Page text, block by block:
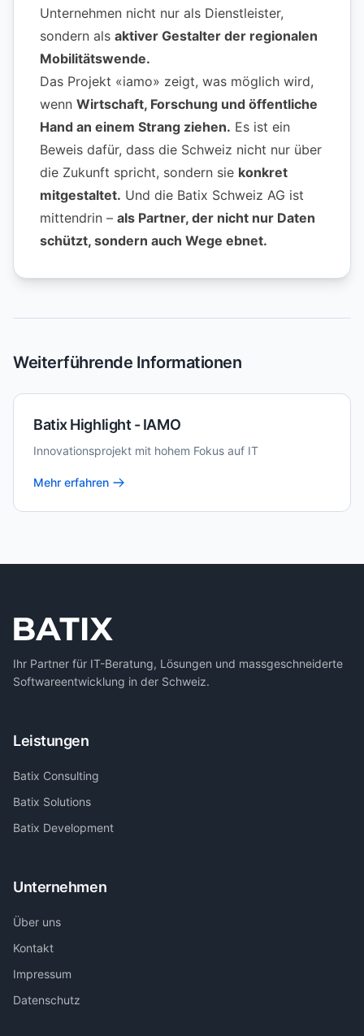
Unternehmen nicht nur als Dienstleister,
sondern als aktiver Gestalter der regionalen
Mobilitätswende.
Das Projekt «iamo» zeigt, was möglich wird,
wenn Wirtschaft, Forschung und öffentliche
Hand an einem Strang ziehen. Es ist ein
Beweis dafür, dass die Schweiz nicht nur über
die Zukunft spricht, sondern sie konkret
mitgestaltet. Und die Batix Schweiz AG ist
mittendrin – als Partner, der nicht nur Daten
schützt, sondern auch Wege ebnet.
Weiterführende Informationen
Batix Highlight - IAMO
Innovationsprojekt mit hohem Fokus auf IT
Mehr erfahren
Ihr Partner für IT-Beratung, Lösungen und massgeschneiderte
Softwareentwicklung in der Schweiz.
Leistungen
Batix Consulting
Batix Solutions
Batix Development
Unternehmen
Über uns
Kontakt
Impressum
Datenschutz